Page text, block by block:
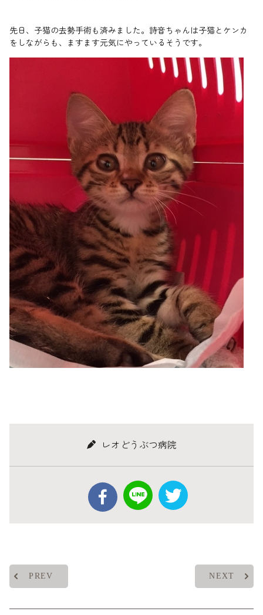
先日、子猫の去勢手術も済みました。詩音ちゃんは子猫とケンカ
をしながらも、ますます元気にやっているそうです。
レオどうぶつ病院
PREV NEXT